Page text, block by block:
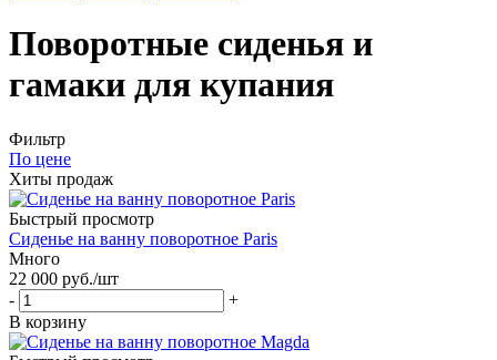
Поворотные сиденья и
гамаки для купания
Фильтр
По цене
Хиты продаж
Быстрый просмотр
Сиденье на ванну поворотное Paris
Много
22 000 руб./шт
-
+
В корзину